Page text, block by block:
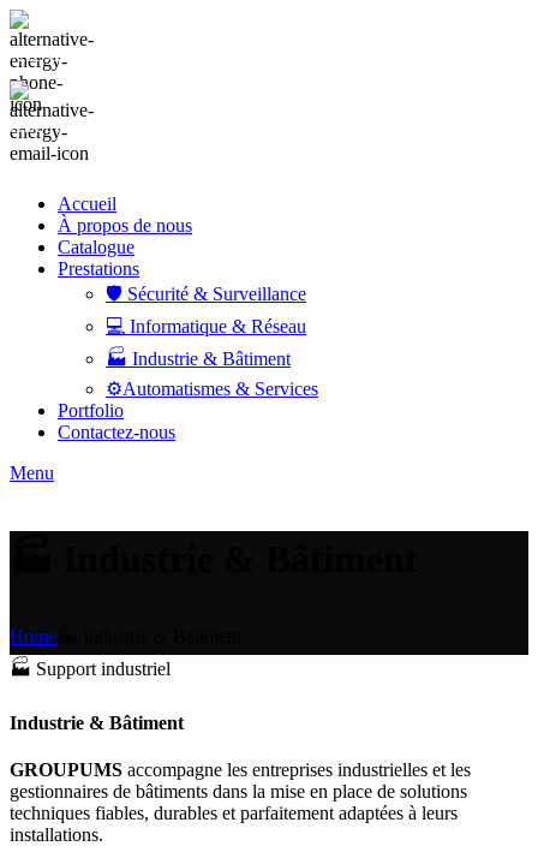
+212 522 341 213
Lettre d'information
Accueil
À propos de nous
Catalogue
Prestations
🛡️ Sécurité & Surveillance
💻 Informatique & Réseau
🏭 Industrie & Bâtiment
⚙️Automatismes & Services
Portfolio
Contactez-nous
Menu
Home
🏭 Support industriel
Industrie & Bâtiment
GROUPUMS accompagne les entreprises industrielles et les
gestionnaires de bâtiments dans la mise en place de solutions
techniques fiables, durables et parfaitement adaptées à leurs
installations.